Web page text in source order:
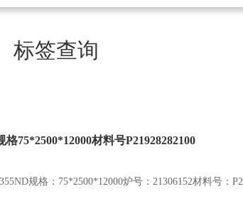
标签查询
75*2500*12000材料号P21928282100
规格：75*2500*12000炉号：21306152材料号：